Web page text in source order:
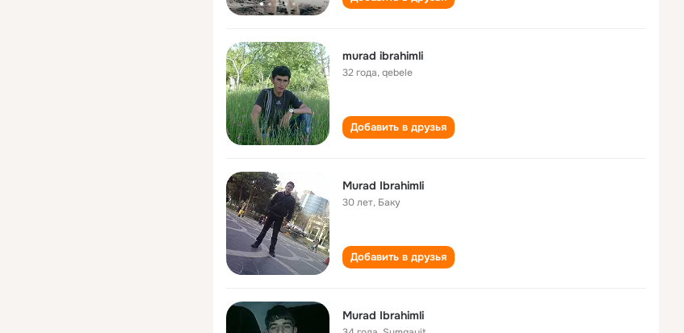
murad ibrahimli
32 года,qebele
Добавить в друзья
Murad Ibrahimli
30 лет, Баку
Добавить в друзья
Murad Ibrahimli